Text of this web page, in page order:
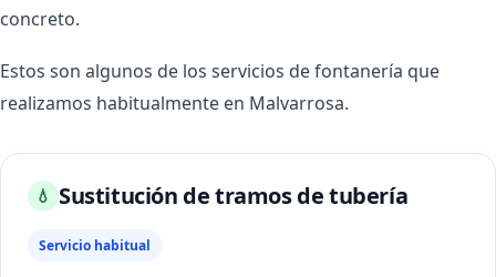
concreto.
Estos son algunos de los servicios de fontanería que
realizamos habitualmente en Malvarrosa.
💧 Sustitución de tramos de tubería
Servicio habitual